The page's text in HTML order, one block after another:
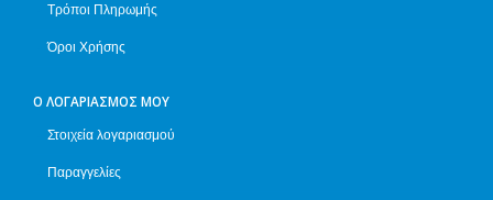
Τρόποι Πληρωμής
Όροι Χρήσης
Ο ΛΟΓΑΡΙΑΣΜΌΣ ΜΟΥ
Στοιχεία λογαριασμού
Παραγγελίες